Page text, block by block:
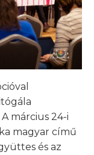
március 24-i
magyar című
és az